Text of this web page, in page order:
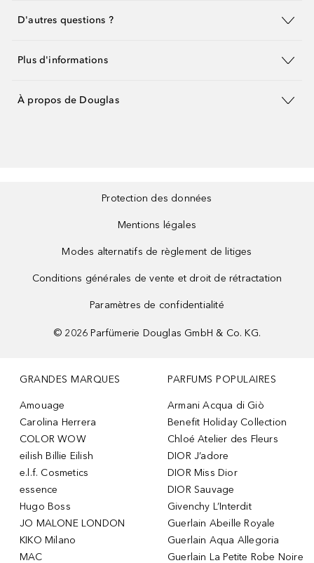
D'autres questions ?
Plus d'informations
À propos de Douglas
Protection des données
Mentions légales
Modes alternatifs de règlement de litiges
Conditions générales de vente et droit de rétractation
Paramètres de confidentialité
© 2026 Parfümerie Douglas GmbH & Co. KG.
GRANDES MARQUES
Amouage
Carolina Herrera
COLOR WOW
eilish Billie Eilish
e.l.f. Cosmetics
essence
Hugo Boss
JO MALONE LONDON
KIKO Milano
MAC
PARFUMS POPULAIRES
Armani Acqua di Giò
Benefit Holiday Collection
Chloé Atelier des Fleurs
DIOR J’adore
DIOR Miss Dior
DIOR Sauvage
Givenchy L’Interdit
Guerlain Abeille Royale
Guerlain Aqua Allegoria
Guerlain La Petite Robe Noire